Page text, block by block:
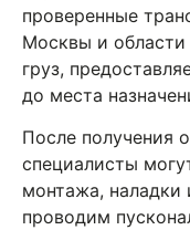
проверенные
Москвы и
груз,
до места
После получения
специалисты
монтажа, наладки
проводим